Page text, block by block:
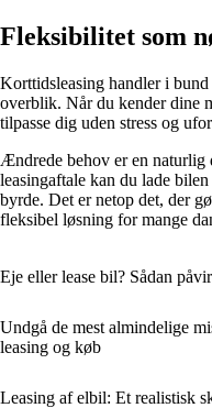
Fleksibilitet som
Korttidsleasing handler i
overblik. Når du kender dine
tilpasse dig uden stress og
Ændrede behov er en naturlig
leasingaftale kan du lade
byrde. Det er netop det, der
fleksibel løsning for mange
Eje eller lease bil? Sådan
Undgå de mest almindelige
leasing og køb
Leasing af elbil: Et realistisk